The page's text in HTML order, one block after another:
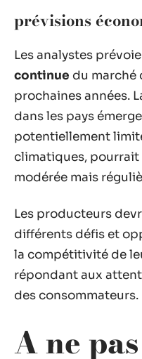
prévisions
Les analystes
continue du marché
prochaines années.
dans les pays
potentiellement
climatiques, pourrait
modérée mais
Les producteurs
différents défis et
la compétitivité de
répondant aux
des consommateurs.
A ne